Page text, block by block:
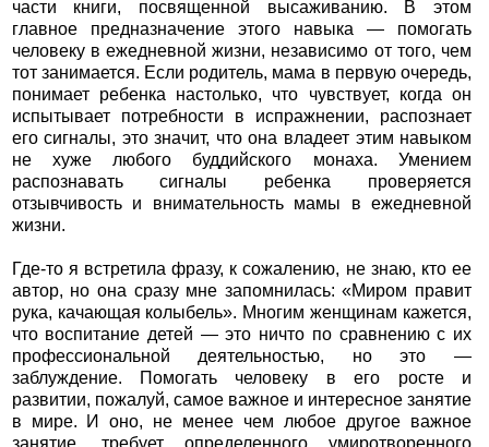
части книги, посвященной высаживанию. В этом
главное предназначение этого навыка — помогать
человеку в ежедневной жизни, независимо от того, чем
тот занимается. Если родитель, мама в первую очередь,
понимает ребенка настолько, что чувствует, когда он
испытывает потребности в испражнении, распознает
его сигналы, это значит, что она владеет этим навыком
не хуже любого буддийского монаха. Умением
распознавать сигналы ребенка проверяется
отзывчивость и внимательность мамы в ежедневной
жизни.
Где-то я встретила фразу, к сожалению, не знаю, кто ее
автор, но она сразу мне запомнилась: «Миром правит
рука, качающая колыбель». Многим женщинам кажется,
что воспитание детей — это ничто по сравнению с их
профессиональной деятельностью, но это —
заблуждение. Помогать человеку в его росте и
развитии, пожалуй, самое важное и интересное занятие
в мире. И оно, не менее чем любое другое важное
занятие, требует определенного умиротворенного